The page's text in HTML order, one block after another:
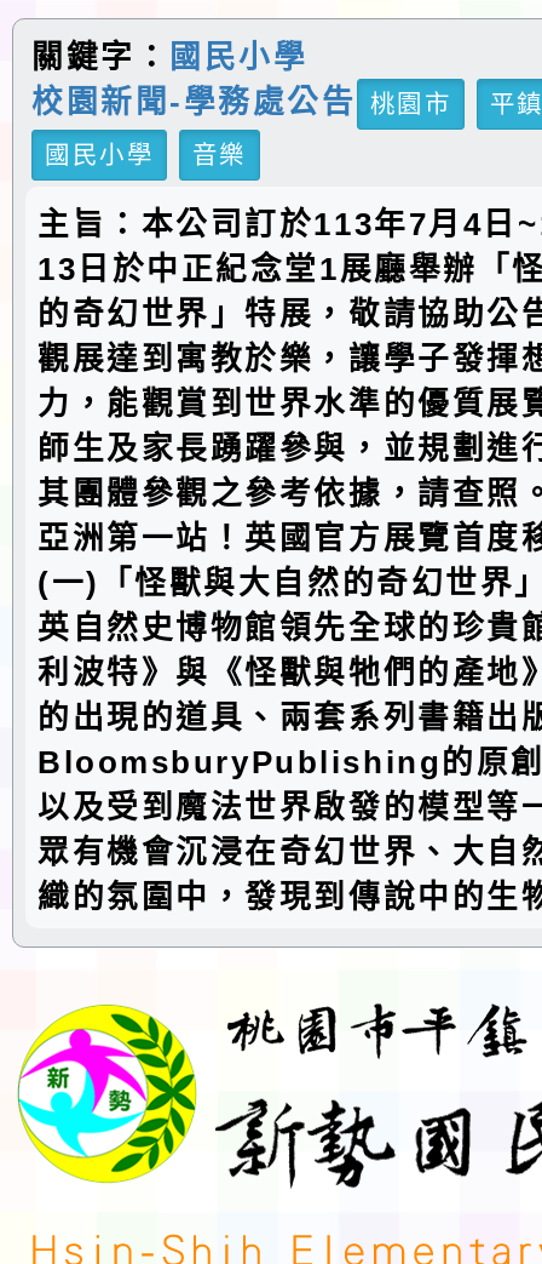
關鍵字：
國民小學
校園新聞-學務處公告
桃園市
平
國民小學
音樂
主旨：本公司訂於113年7月4日
13日於中正紀念堂1展廳舉辦「
的奇幻世界」特展，敬請協助公
觀展達到寓教於樂，讓學子發揮
力，能觀賞到世界水準的優質展
師生及家長踴躍參與，並規劃進
其團體參觀之參考依據，請查照
亞洲第一站！英國官方展覽首度
(一)「怪獸與大自然的奇幻世界
英自然史博物館領先全球的珍貴
利波特》與《怪獸與牠們的產地
的出現的道具、兩套系列書籍出
BloomsburyPublishing的原創
以及受到魔法世界啟發的模型等
眾有機會沉浸在奇幻世界、大自
織的氛圍中，發現到傳說中的生